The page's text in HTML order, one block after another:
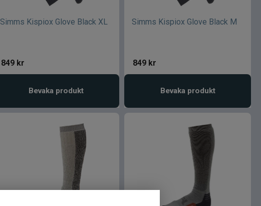
Simms Kispiox Glove Black XL
849 kr
Bevaka produkt
Simms Kispiox Glove Black M
849 kr
Bevaka produkt